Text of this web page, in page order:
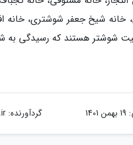
خانه شیخ جعفر شوشتری، خانه
شوشتر هستند که رسیدگی به
19 بهمن 1401 گردآورنده: